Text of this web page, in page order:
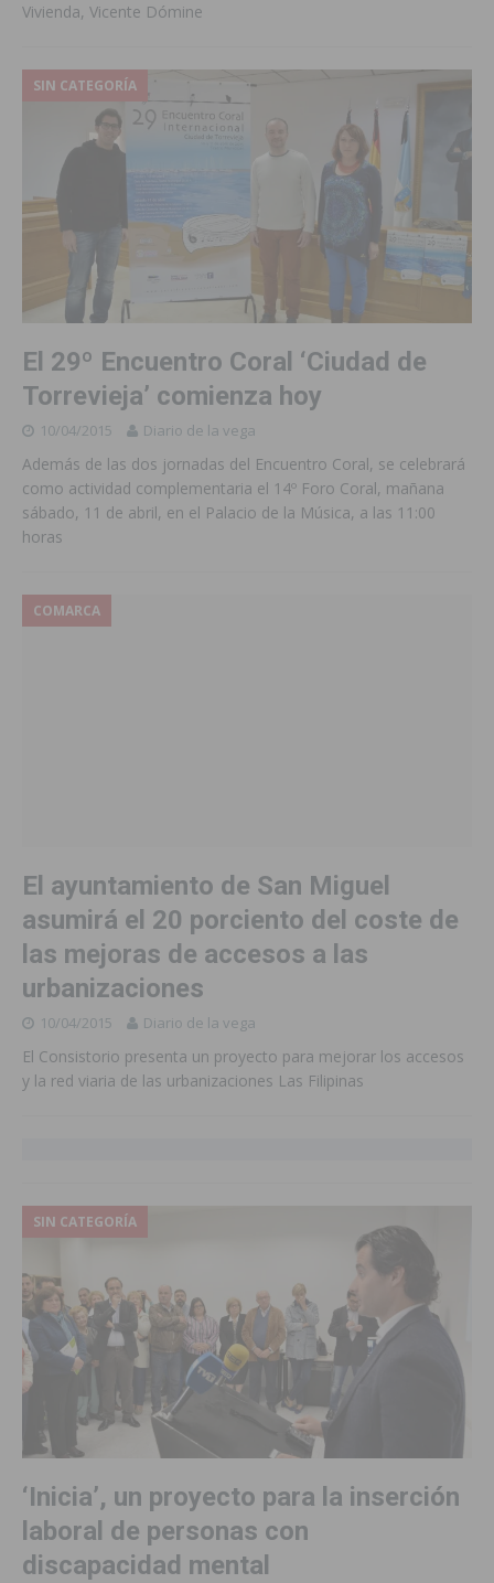
Vivienda, Vicente Dómine
SIN CATEGORÍA
El 29º Encuentro Coral ‘Ciudad de
Torrevieja’ comienza hoy
10/04/2015 Diario de la vega
Además de las dos jornadas del Encuentro Coral, se celebrará
como actividad complementaria el 14º Foro Coral, mañana
sábado, 11 de abril, en el Palacio de la Música, a las 11:00
horas
COMARCA
El ayuntamiento de San Miguel
asumirá el 20 porciento del coste de
las mejoras de accesos a las
urbanizaciones
10/04/2015 Diario de la vega
El Consistorio presenta un proyecto para mejorar los accesos
y la red viaria de las urbanizaciones Las Filipinas
SIN CATEGORÍA
‘Inicia’, un proyecto para la inserción
laboral de personas con
discapacidad mental